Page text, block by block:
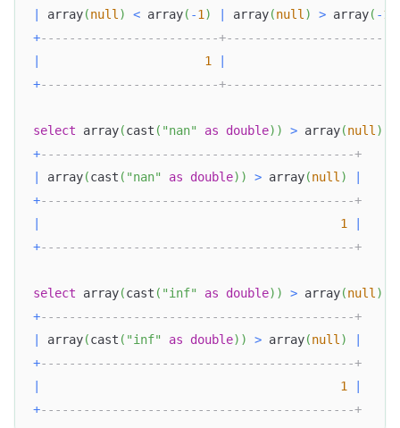
array(null ) < array( -1 ) array(null ) > array( -1
+-------------------------
1
+-------------------------
select array(cast ( "nan" as double) ) > array(null )
+--------------------------------------------+
array(cast ( "nan" as double) ) > array(null )
+--------------------------------------------+
1
+--------------------------------------------+
select array(cast ( "inf" as double) ) > array(null )
+--------------------------------------------+
array(cast ( "inf" as double) ) > array(null )
+--------------------------------------------+
1
+--------------------------------------------+